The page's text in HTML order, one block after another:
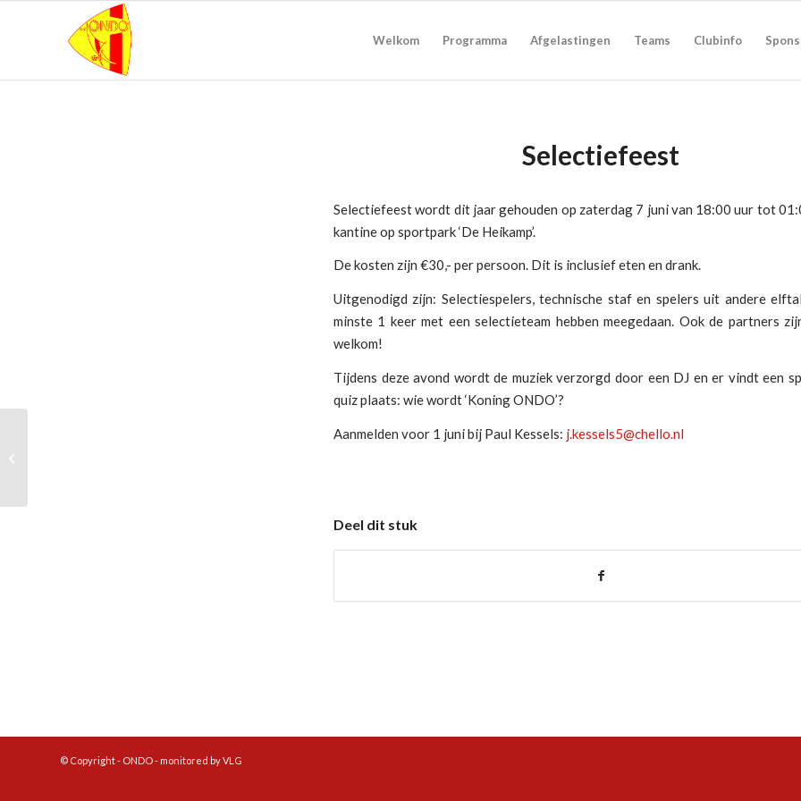
Welkom Programma Afgelastingen Teams Clubinfo
Selectiefeest
Selectiefeest wordt dit jaar gehouden op zaterdag 7 juni van 18:00 uur tot
kantine op sportpark ‘De Heikamp’.
De kosten zijn €30,- per persoon. Dit is inclusief eten en drank.
Uitgenodigd zijn: Selectiespelers, technische staf en spelers uit andere
minste 1 keer met een selectieteam hebben meegedaan. Ook de partners
welkom!
Tijdens deze avond wordt de muziek verzorgd door een DJ en er vindt een
quiz plaats: wie wordt ‘Koning ONDO’?
Aanmelden voor 1 juni bij Paul Kessels: j.kessels5@chello.nl
Deel dit stuk
© Copyright - ONDO - monitored by VLG